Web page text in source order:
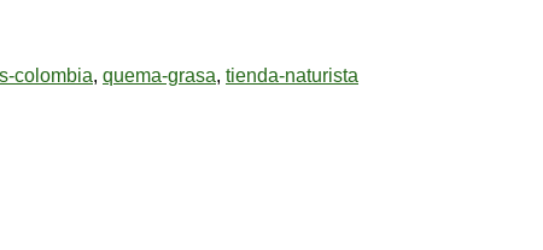
colombia, quema-grasa, tienda-naturista